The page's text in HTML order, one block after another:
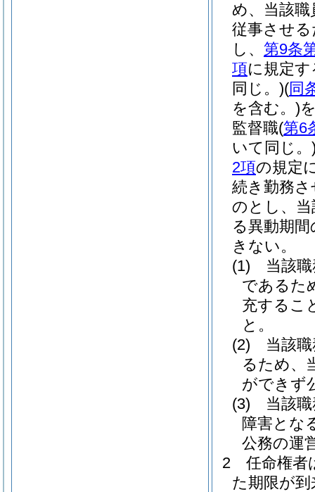
め、当該
従事させ
し、 第9条
項に規定
同じ。)(同
を含む。)
監督職(第6
いて同じ。
2項の規定
続き勤務
のとし、
る異動期
きない。
(1)
当該
であるた
充するこ
と。
(2)
当該
るため、
ができず
(3)
当該
障害とな
公務の運
2
任命権者
た期限が